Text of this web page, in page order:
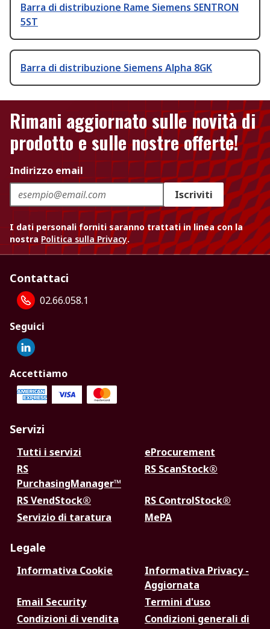
Barra di distribuzione Rame Siemens SENTRON
5ST
Barra di distribuzione Siemens Alpha 8GK
Rimani aggiornato sulle novità di
prodotto e sulle nostre offerte!
Indirizzo email
Iscriviti
I dati personali forniti saranno trattati in linea con la
nostra Politica sulla Privacy.
Contattaci
02.66.058.1
Seguici
Accettiamo
Servizi
Tutti i servizi
eProcurement
RS
PurchasingManager™
RS ScanStock®
RS VendStock®
RS ControlStock®
Servizio di taratura
MePA
Legale
Informativa Cookie
Informativa Privacy -
Aggiornata
Email Security
Termini d'uso
Condizioni di vendita
Condizioni generali di